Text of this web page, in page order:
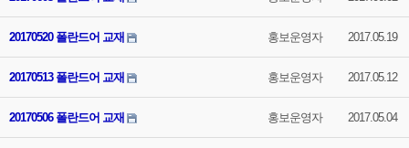
20170520 폴란드어 교재 홍보운영자 2017.05.19
20170513 폴란드어 교재 홍보운영자 2017.05.12
20170506 폴란드어 교재 홍보운영자 2017.05.04